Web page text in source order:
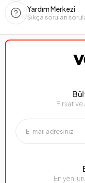
Yardım Merkezi
Sıkça sorulan
Fırsat
En yeni